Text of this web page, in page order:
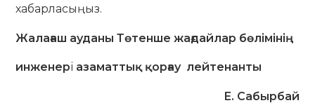
хабарласыңыз.
Жалағаш ауданы Төтенше жағдайлар бөлімінің
инженері азаматтық қорғау лейтенанты
Е. Сабырбай